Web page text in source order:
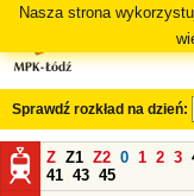
Nasza strona
Sprawdź rozkład na dzień:
Z Z1 Z2 0 1 2 3
41 43 45